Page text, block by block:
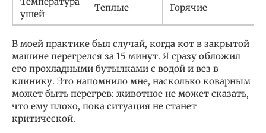
ушей
Теплые Горячие
В моей практике был случай, когда кот в закрытой
машине перегрелся за 15 минут. Я сразу обложил
его прохладными бутылками с водой и вез в
клинику. Это напомнило мне, насколько коварным
может быть перегрев: животное не может сказать,
что ему плохо, пока ситуация не станет
критической.